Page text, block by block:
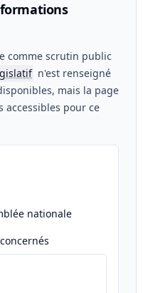
comme scrutin public
n'est renseigné
mais la page
accessibles pour ce
nationale